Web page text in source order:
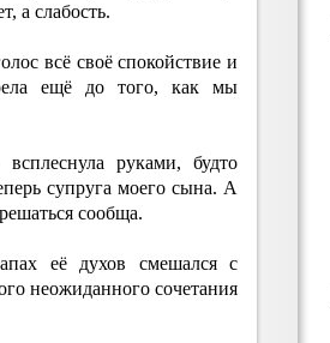
а слабость.
всё своё спокойствие и
ещё до того, как мы
руками, будто
супруга моего сына. А
сообща.
её духов смешался с
неожиданного сочетания